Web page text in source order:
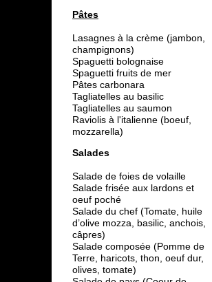
Pâtes
Lasagnes à la crème (jambon,
champignons)
Spaguetti bolognaise
Spaguetti fruits de mer
Pâtes carbonara
Tagliatelles au basilic
Tagliatelles au saumon
Raviolis à l'italienne (boeuf,
mozzarella)
Salades
Salade de foies de volaille
Salade frisée aux lardons et
oeuf poché
Salade du chef (Tomate, huile
d’olive mozza, basilic, anchois,
câpres)
Salade composée (Pomme de
Terre, haricots, thon, oeuf dur,
olives, tomate)